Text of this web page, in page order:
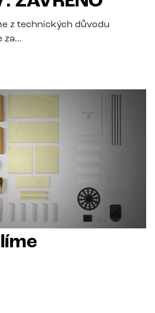
z technických důvodu
za...